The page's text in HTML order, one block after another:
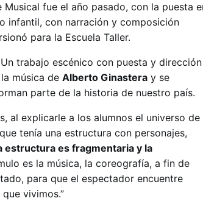
fue el año pasado, con la puesta
infantil, con narración y composición
para la Escuela Taller.
trabajo escénico con puesta y dirección
música de Alberto Ginastera y se
parte de la historia de nuestro país.
al explicarle a los alumnos el universo de
tenía una estructura con personajes,
estructura es fragmentaria y la
es la música, la coreografía, a fin de
para que el espectador encuentre
vivimos.”